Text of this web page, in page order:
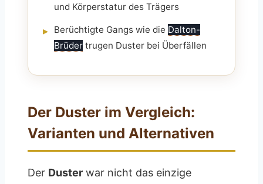
und Körperstatur des Trägers
▸ Berüchtigte Gangs wie die Dalton-
Brüder trugen Duster bei Überfällen
Der Duster im Vergleich:
Varianten und Alternativen
Der Duster war nicht das einzige